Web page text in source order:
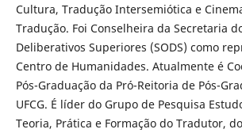
Cultura, Tradução Intersemiótica e
Tradução. Foi Conselheira da Secretaria
Deliberativos Superiores (SODS) como
Centro de Humanidades. Atualmente é
Pós-Graduação da Pró-Reitoria de Pós-
UFCG. É líder do Grupo de Pesquisa
Teoria, Prática e Formação do Tradutor,